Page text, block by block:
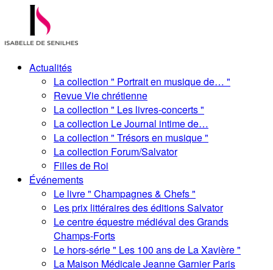
Actualités
La collection " Portrait en musique de… "
Revue Vie chrétienne
La collection " Les livres-concerts "
La collection Le Journal intime de…
La collection " Trésors en musique "
La collection Forum/Salvator
Filles de Roi
Événements
Le livre " Champagnes & Chefs "
Les prix littéraires des éditions Salvator
Le centre équestre médiéval des Grands
Champs-Forts
Le hors-série " Les 100 ans de La Xavière "
La Maison Médicale Jeanne Garnier Paris